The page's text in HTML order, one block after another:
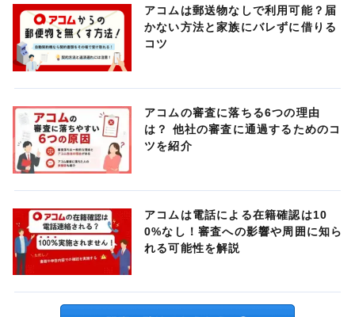
アコムは郵送物なしで利用可能？届
かない方法と家族にバレずに借りる
コツ
アコムの審査に落ちる6つの理由
は？ 他社の審査に通過するためのコ
ツを紹介
アコムは電話による在籍確認は10
0%なし！審査への影響や周囲に知ら
れる可能性を解説